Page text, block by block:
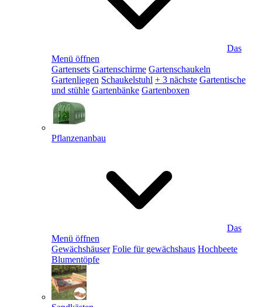
Das
Menü öffnen
Gartensets Gartenschirme Gartenschaukeln
Gartenliegen Schaukelstuhl + 3 nächste Gartentische
und stühle Gartenbänke Gartenboxen
Pflanzenanbau
Das
Menü öffnen
Gewächshäuser Folie für gewächshaus Hochbeete
Blumentöpfe